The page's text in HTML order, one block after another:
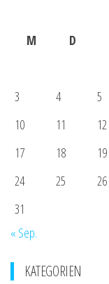
M
D
3
4 5
10
11 12
17
18 19
24
25 26
31
« Sep.
KATEGORIEN